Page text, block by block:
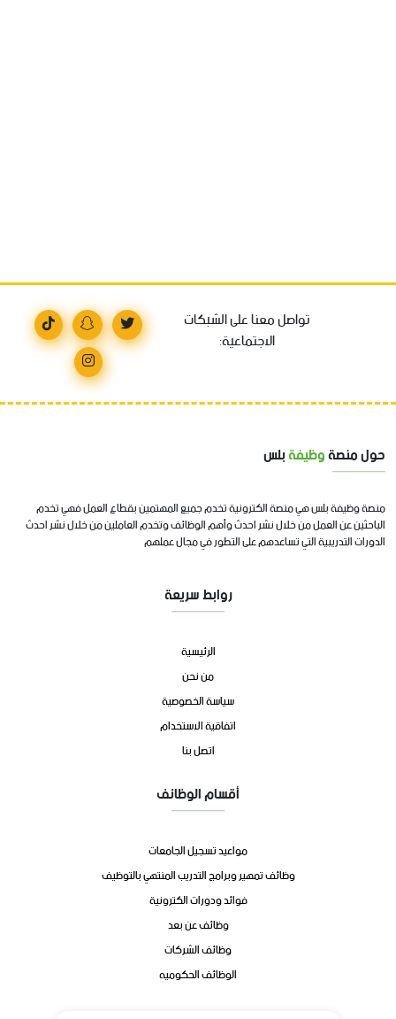
تواصل معنا على الشبكات
الاجتماعية:
حول منصةوظيفةبلس
منصة وظيفة بلس هي منصة الكترونية تخدم جميع المهتمين بقطاع العمل فهي تخدم
الباحثين عن العمل من خلال نشر احدث وأهم الوظائف وتخدم العاملين من خلال نشر احدث
الدورات التدريبية التي تساعدهم على التطور في مجال عملهم
روابط سريعة
الرئيسية
من نحن
سياسة الخصوصية
اتفاقية الاستخدام
اتصل بنا
أقسام الوظائف
مواعيد تسجيل الجامعات
وظائف تمهير وبرامج التدريب المنتهي بالتوظيف
فوائد ودورات الكترونية
وظائف عن بعد
وظائف الشركات
الوظائف الحكوميه